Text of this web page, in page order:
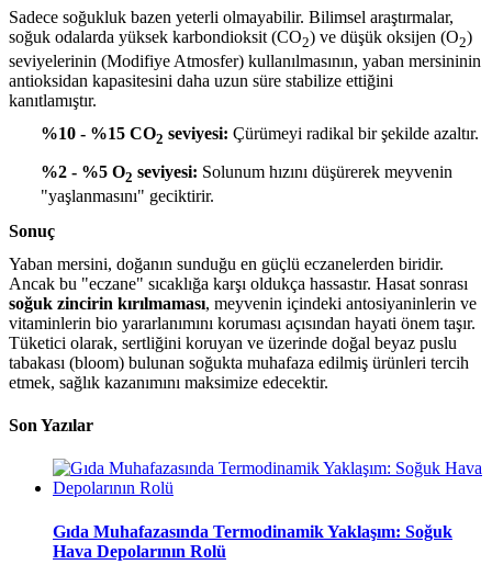
Sadece soğukluk bazen yeterli olmayabilir. Bilimsel araştırmalar,
soğuk odalarda yüksek karbondioksit (CO2) ve düşük oksijen (O2)
seviyelerinin (Modifiye Atmosfer) kullanılmasının, yaban mersininin
antioksidan kapasitesini daha uzun süre stabilize ettiğini
kanıtlamıştır.
%10 - %15 CO2 seviyesi: Çürümeyi radikal bir şekilde azaltır.
%2 - %5 O2 seviyesi: Solunum hızını düşürerek meyvenin
"yaşlanmasını" geciktirir.
Sonuç
Yaban mersini, doğanın sunduğu en güçlü eczanelerden biridir.
Ancak bu "eczane" sıcaklığa karşı oldukça hassastır. Hasat sonrası
soğuk zincirin kırılmaması, meyvenin içindeki antosiyaninlerin ve
vitaminlerin bio yararlanımını koruması açısından hayati önem taşır.
Tüketici olarak, sertliğini koruyan ve üzerinde doğal beyaz puslu
tabakası (bloom) bulunan soğukta muhafaza edilmiş ürünleri tercih
etmek, sağlık kazanımını maksimize edecektir.
Son Yazılar
Gıda Muhafazasında Termodinamik Yaklaşım: Soğuk
Hava Depolarının Rolü